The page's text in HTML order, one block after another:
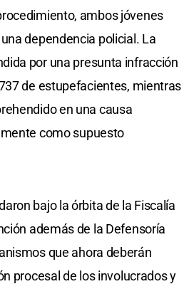
ambos jóvenes
dependencia policial. La
por una presunta infracción
de estupefacientes, mientras
en una causa
como supuesto
bajo la órbita de la Fiscalía
además de la Defensoría
que ahora deberán
procesal de los involucrados y